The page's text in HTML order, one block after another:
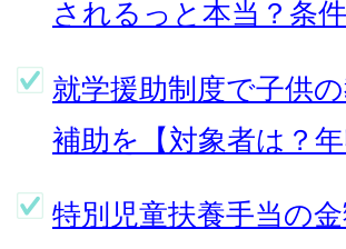
されるっと本当？条
就学援助制度で子供
補助を【対象者は？年
特別児童扶養手当の